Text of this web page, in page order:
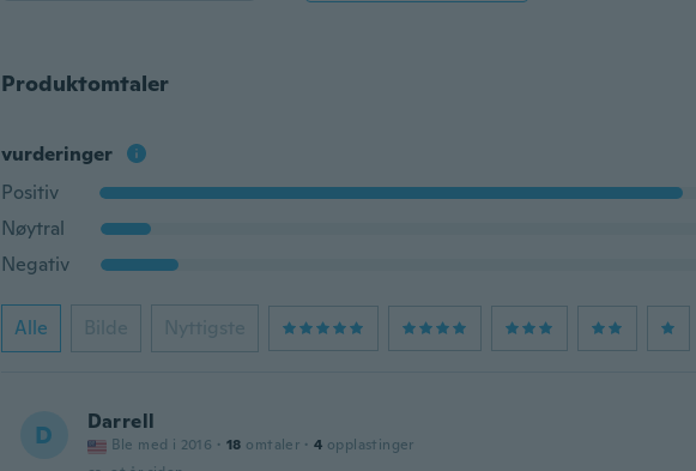
Produktomtaler
vurderinger
Positiv
Nøytral
Negativ
Alle Bilde Nyttigste
D Darrell
Ble med i 2016 · 18 omtaler · 4 opplastinger